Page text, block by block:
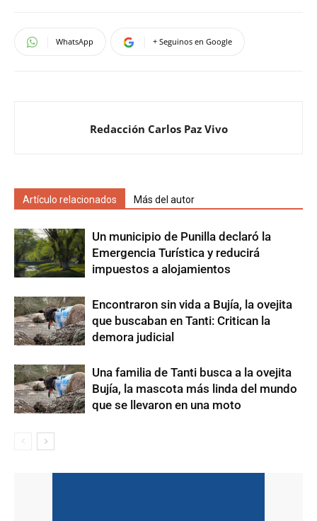
WhatsApp + Seguinos en Google
Redacción Carlos Paz Vivo
Artículo relacionados Más del autor
Un municipio de Punilla declaró la
Emergencia Turística y reducirá
impuestos a alojamientos
Encontraron sin vida a Bujía, la ovejita
que buscaban en Tanti: Critican la
demora judicial
Una familia de Tanti busca a la ovejita
Bujía, la mascota más linda del mundo
que se llevaron en una moto